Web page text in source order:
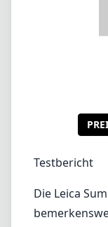
Dieses
kompakte
Wahl für
macht, die
Bildqualität